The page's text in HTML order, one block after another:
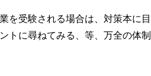
を受験される場合は、対策本に
トに尋ねてみる、等、万全の体制